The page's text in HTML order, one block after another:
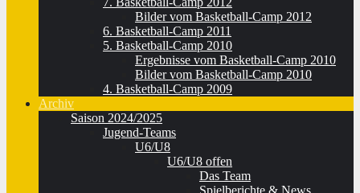
Bilder vom Basketball-Camp 2012
6. Basketball-Camp 2011
5. Basketball-Camp 2010
Ergebnisse vom Basketball-Camp 2010
Bilder vom Basketball-Camp 2010
4. Basketball-Camp 2009
Archiv
Saison 2024/2025
Jugend-Teams
U6/U8
U6/U8 offen
Das Team
Spielberichte & News